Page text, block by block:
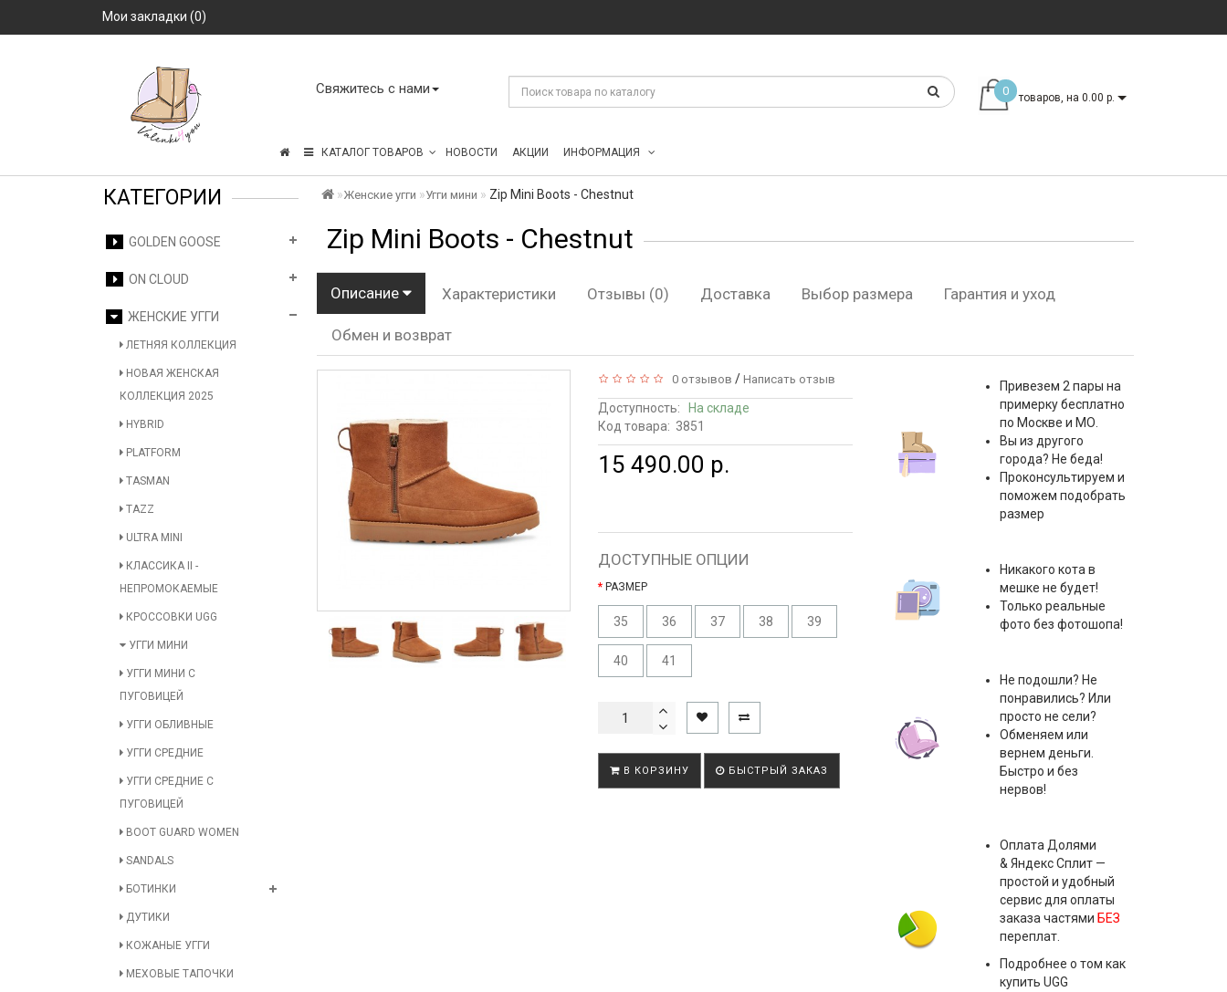
Мои закладки (0)
Свяжитесь с нами
КАТАЛОГ ТОВАРОВ НОВОСТИ АКЦИИ ИНФОРМАЦИЯ
0 товаров, на 0.00 р.
КАТЕГОРИИ
GOLDEN GOOSE
ON CLOUD
ЖЕНСКИЕ УГГИ
ЛЕТНЯЯ КОЛЛЕКЦИЯ
НОВАЯ ЖЕНСКАЯ
КОЛЛЕКЦИЯ 2025
HYBRID
PLATFORM
TASMAN
TAZZ
ULTRA MINI
КЛАССИКА II -
НЕПРОМОКАЕМЫЕ
КРОССОВКИ UGG
УГГИ МИНИ
УГГИ МИНИ С
ПУГОВИЦЕЙ
УГГИ ОБЛИВНЫЕ
УГГИ СРЕДНИЕ
УГГИ СРЕДНИЕ С
ПУГОВИЦЕЙ
BOOT GUARD WOMEN
SANDALS
БОТИНКИ
ДУТИКИ
КОЖАНЫЕ УГГИ
МЕХОВЫЕ ТАПОЧКИ
Женские угги Угги мини Zip Mini Boots - Chestnut
Zip Mini Boots - Chestnut
Описание Характеристики Отзывы (0) Доставка Выбор размера Гарантия и уход
Обмен и возврат
0 отзывов / Написать отзыв
Доступность:
На складе
Код товара: 3851
15 490.00 р.
ДОСТУПНЫЕ ОПЦИИ
РАЗМЕР
35 36 37 38 39
40 41
В КОРЗИНУ БЫСТРЫЙ ЗАКАЗ
Привезем 2 пары на
примерку бесплатно
по Москве и МО.
Вы из другого
города? Не беда!
Проконсультируем и
поможем подобрать
размер
Никакого кота в
мешке не будет!
Только реальные
фото без фотошопа!
Не подошли? Не
понравились? Или
просто не сели?
Обменяем или
вернем деньги.
Быстро и без
нервов!
Оплата Долями
& Яндекс Сплит—
простой и удобный
сервис для оплаты
заказа частями БЕЗ
переплат.
Подробнее о том как
купить UGG